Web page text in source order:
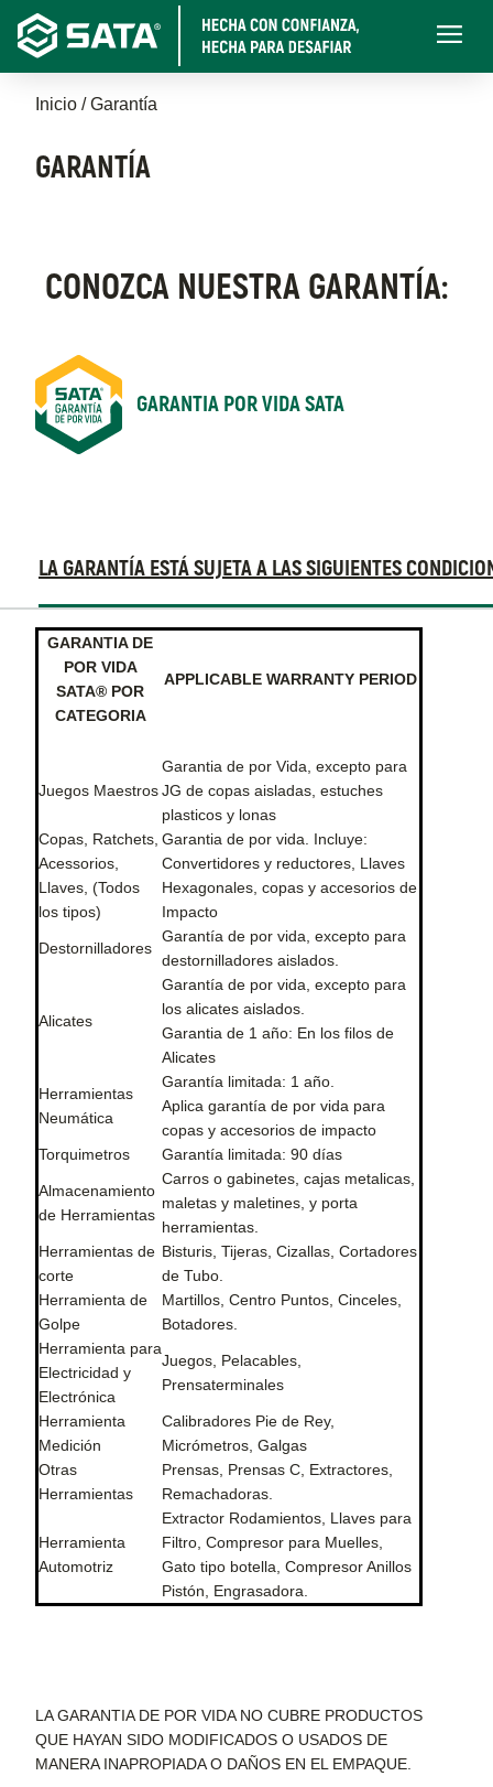
Pasar
contenido
principal
Main
Sobrescribir
enlaces
a
navegación
Inicio Garantía
GARANTÍA
CONOZCA NUESTRA GARANTÍA:
GARANTIA POR VIDA SATA
Sheet
LA GARANTÍA ESTÁ SUJETA A LAS SIGUIENTES
La
garantía
está
sujeta
las
condiciones:
GARANTIA DE
POR VIDA
SATA® POR
CATEGORIA
APPLICABLE WARRANTY PERIOD
Juegos Maestros
Garantia de por Vida, excepto para
JG de copas aisladas, estuches
plasticos y lonas
Copas, Ratchets,
Acessorios,
Llaves, (Todos
los tipos)
Garantia de por vida. Incluye:
Convertidores y reductores, Llaves
Hexagonales, copas y accesorios de
Impacto
Destornilladores
Garantía de por vida, excepto para
destornilladores aislados.
Alicates
Garantía de por vida, excepto para
los alicates aislados.
Garantia de 1 año: En los filos de
Alicates
Herramientas
Neumática
Garantía limitada: 1 año.
Aplica garantía de por vida para
copas y accesorios de impacto
Torquimetros
Garantía limitada: 90 días
Almacenamiento
de Herramientas
Carros o gabinetes, cajas metalicas,
maletas y maletines, y porta
herramientas.
Herramientas de
corte
Bisturis, Tijeras, Cizallas, Cortadores
de Tubo.
Herramienta de
Golpe
Martillos, Centro Puntos, Cinceles,
Botadores.
Herramienta para
Electricidad y
Electrónica
Juegos, Pelacables,
Prensaterminales
Herramienta
Medición
Calibradores Pie de Rey,
Micrómetros, Galgas
Otras
Herramientas
Prensas, Prensas C, Extractores,
Remachadoras.
Herramienta
Automotriz
Extractor Rodamientos, Llaves para
Filtro, Compresor para Muelles,
Gato tipo botella, Compresor Anillos
Pistón, Engrasadora.
LA GARANTIA DE POR VIDA NO CUBRE PRODUCTOS
QUE HAYAN SIDO MODIFICADOS O USADOS DE
MANERA INAPROPIADA O DAÑOS EN EL EMPAQUE.